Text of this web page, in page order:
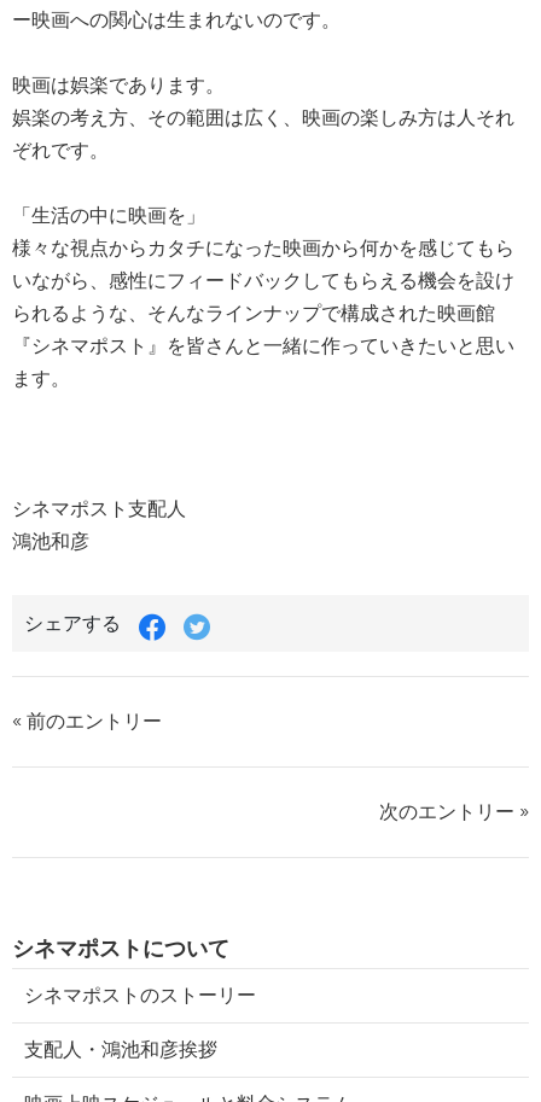
ー映画への関心は生まれないのです。
映画は娯楽であります。
娯楽の考え方、その範囲は広く、映画の楽しみ方は人それ
ぞれです。
「生活の中に映画を」
様々な視点からカタチになった映画から何かを感じてもら
いながら、感性にフィードバックしてもらえる機会を設け
られるような、そんなラインナップで構成された映画館
『シネマポスト』を皆さんと一緒に作っていきたいと思い
ます。
シネマポスト支配人
鴻池和彦
シェアする
« 前のエントリー
次のエントリー »
シネマポストについて
シネマポストのストーリー
支配人・鴻池和彦挨拶